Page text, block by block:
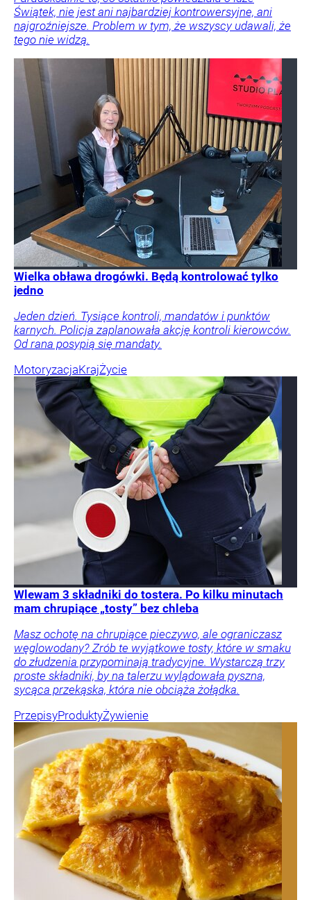
Świątek, nie jest ani najbardziej kontrowersyjne, ani
najgroźniejsze. Problem w tym, że wszyscy udawali, że
tego nie widzą.
Wielka obława drogówki. Będą kontrolować tylko
jedno
Jeden dzień. Tysiące kontroli, mandatów i punktów
karnych. Policja zaplanowała akcję kontroli kierowców.
Od rana posypią się mandaty.
MotoryzacjaKrajŻycie
Wlewam 3 składniki do tostera. Po kilku minutach
mam chrupiące „tosty” bez chleba
Masz ochotę na chrupiące pieczywo, ale ograniczasz
węglowodany? Zrób te wyjątkowe tosty, które w smaku
do złudzenia przypominają tradycyjne. Wystarczą trzy
proste składniki, by na talerzu wylądowała pyszna,
sycąca przekąska, która nie obciąża żołądka.
PrzepisyProduktyŻywienie